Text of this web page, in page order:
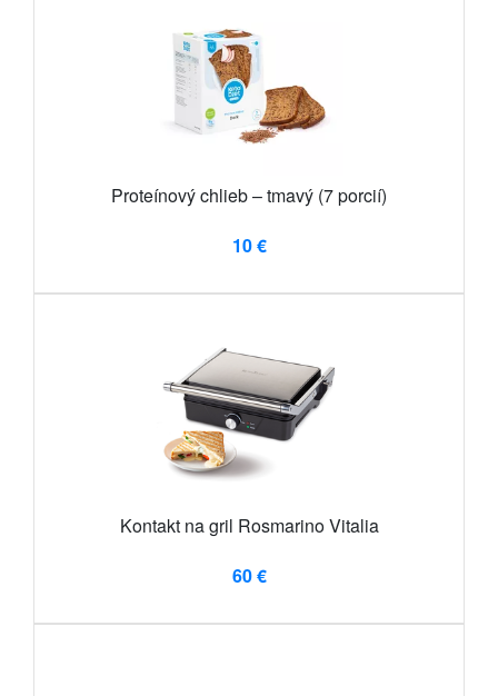
Proteínový chlieb – tmavý (7 porcií)
10 €
Kontakt na gril Rosmarino Vitalia
60 €